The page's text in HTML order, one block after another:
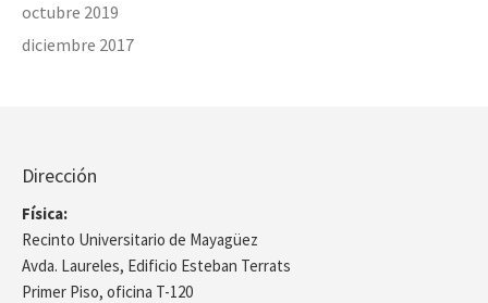
octubre 2019
diciembre 2017
Dirección
Física:
Recinto Universitario de Mayagüez
Avda. Laureles, Edificio Esteban Terrats
Primer Piso, oficina T-120